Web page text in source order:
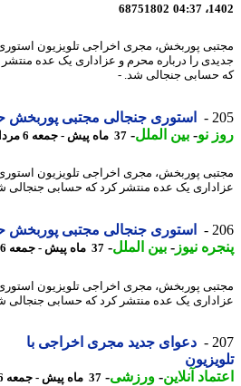
68751802
پوربخش، مجری اخراجی تلویزیون استوری
را درباره محرم و عزاداری یک عده منتشر کرد
جنجالی شد. -
استوری جنجالی مجتبی پوربخش
نو- بین الملل-37 ماه پیش - جمعه 6 مرداد 1402، 21:16
پوربخش، مجری اخراجی تلویزیون استوری
یک عده منتشر کرد که حسابی جنجالی شد. -
استوری جنجالی مجتبی پوربخش
نیوز-بین الملل-37 ماه پیش - جمعه 6 مرداد 1402، 12:12
پوربخش، مجری اخراجی تلویزیون استوری
یک عده منتشر کرد که حسابی جنجالی شد. -
دعوای جدید مجری اخراجی با
آنلاین-ورزشی-
37 ماه پیش - جمعه 6